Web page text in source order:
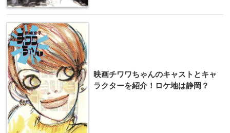
映画チワワちゃんのキャストとキャ
ラクターを紹介！ロケ地は静岡？